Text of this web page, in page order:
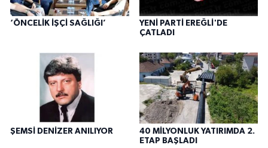
‘ÖNCELİK İŞÇİ SAĞLIĞI’
YENİ PARTİ EREĞLİ'DE
ÇATLADI
ŞEMSİ DENİZER ANILIYOR
40 MİLYONLUK YATIRIMDA 2.
ETAP BAŞLADI